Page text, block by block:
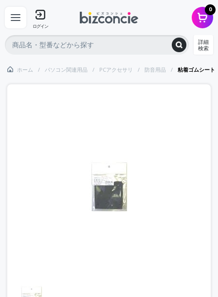
ログイン
0
詳細
検索
ホーム パソコン関連用品 PCアクセサリ 防音用品 粘着ゴムシート